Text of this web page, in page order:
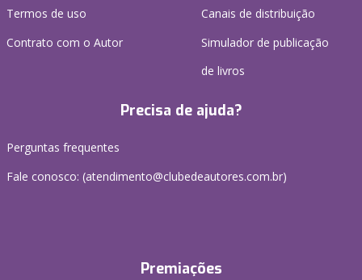
Termos de uso
Contrato com o Autor
Canais de distribuição
Simulador de publicação
de livros
Precisa de ajuda?
Perguntas frequentes
Fale conosco: (atendimento@clubedeautores.com.br)
Premiações